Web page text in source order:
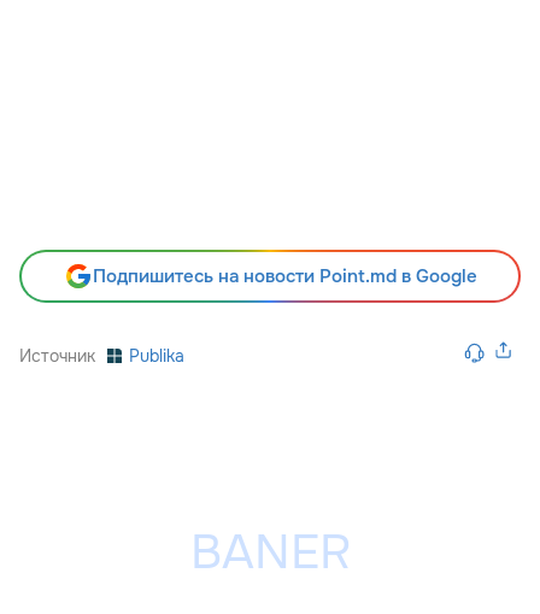
Подпишитесь на новости Point.md в Google
Источник Publika